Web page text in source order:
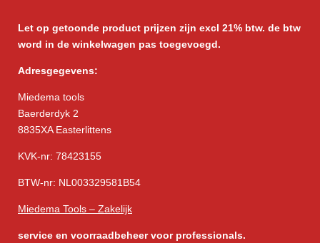
Let op getoonde product prijzen zijn excl 21% btw. de btw
word in de winkelwagen pas toegevoegd.
Adresgegevens:
Miedema tools
Baerderdyk 2
8835XA Easterlittens
KVK-nr: 78423155
BTW-nr: NL003329581B54
Miedema Tools – Zakelijk
service en voorraadbeheer voor professionals.